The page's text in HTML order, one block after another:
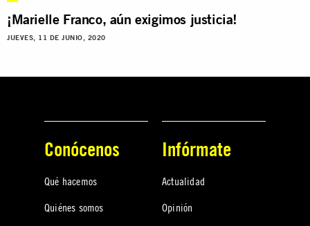
¡Marielle Franco, aún exigimos justicia!
JUEVES, 11 DE JUNIO, 2020
Conócenos
Qué hacemos
Quiénes somos
Infórmate
Actualidad
Opinión